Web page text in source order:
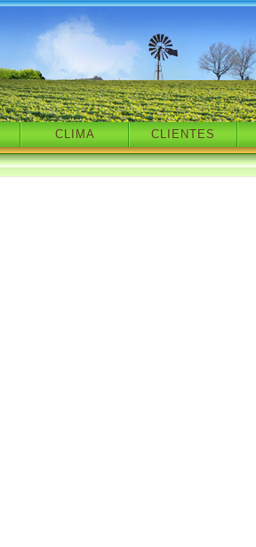
CLIMA CLIENTES